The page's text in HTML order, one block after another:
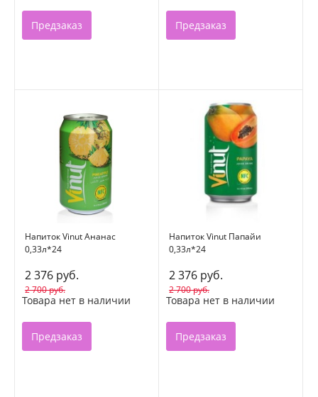
Предзаказ Предзаказ
Напиток Vinut Ананас
0,33л*24
2 376 руб.
2 700 руб.
Товара нет в наличии
Предзаказ
Напиток Vinut Папайи
0,33л*24
2 376 руб.
2 700 руб.
Товара нет в наличии
Предзаказ